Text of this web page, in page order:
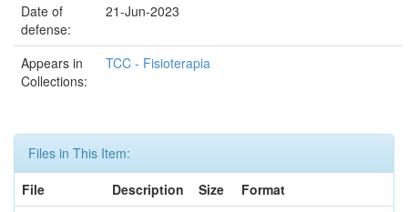
Date of
defense:
21-Jun-2023
Appears in
Collections:
TCC - Fisioterapia
Files in This Item:
File
Description Size
Format